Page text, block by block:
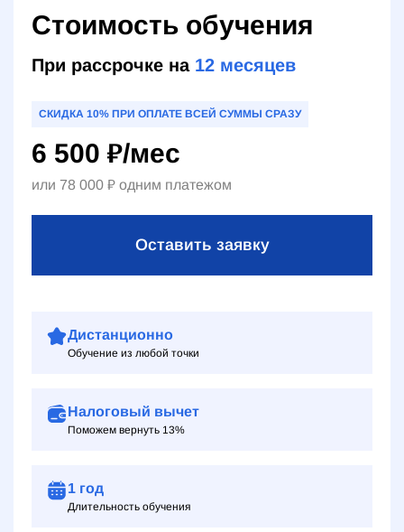
Стоимость обучения
При рассрочке на 12 месяцев
СКИДКА 10% ПРИ ОПЛАТЕ ВСЕЙ СУММЫ СРАЗУ
6 500 ₽/мес
или 78 000 ₽ одним платежом
Оставить заявку
Дистанционно
Обучение из любой точки
Налоговый вычет
Поможем вернуть 13%
1 год
Длительность обучения